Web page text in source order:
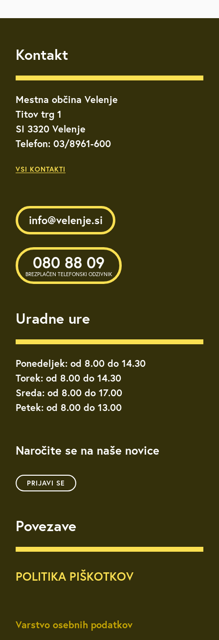
Kontakt
Mestna občina Velenje
Titov trg 1
SI 3320 Velenje
Telefon: 03/8961-600
VSI KONTAKTI
info@velenje.si
080 88 09
BREZPLAČEN TELEFONSKI ODZIVNIK
Uradne ure
Ponedeljek: od 8.00 do 14.30
Torek: od 8.00 do 14.30
Sreda: od 8.00 do 17.00
Petek: od 8.00 do 13.00
Naročite se na naše novice
PRIJAVI SE
Povezave
POLITIKA PIŠKOTKOV
Varstvo osebnih podatkov